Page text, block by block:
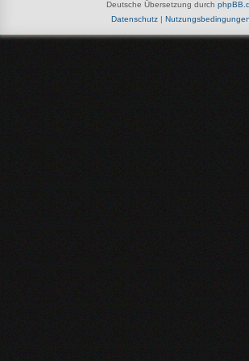
Deutsche Übersetzung durch
Datenschutz| Nutzungsbedingungen